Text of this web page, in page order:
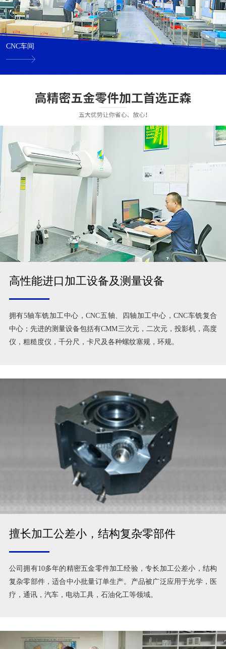
CNC车间
高性能进口加工设备及测量设备
拥有5轴车铣加工中心，CNC五轴、四轴加工中心，CNC车铣复合
中心；先进的测量设备包括有CMM三次元，二次元，投影机，高度
仪，粗糙度仪，千分尺，卡尺及各种螺纹塞规，环规。
擅长加工公差小，结构复杂零部件
公司拥有10多年的精密五金零件加工经验，专长加工公差小，结构
复杂零部件，适合中小批量订单生产。产品被广泛应用于光学，医
疗，通讯，汽车，电动工具，石油化工等领域。